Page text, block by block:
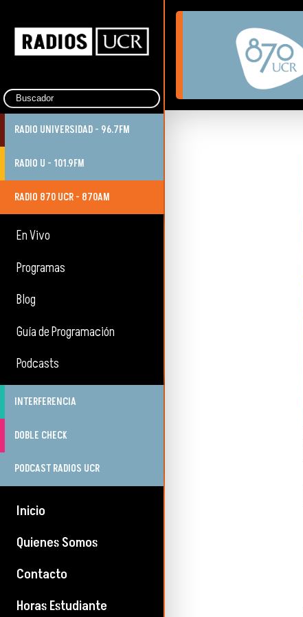
RADIO UNIVERSIDAD - 96.7FM
RADIO U - 101.9FM
RADIO 870 UCR - 870AM
En Vivo
Programas
Blog
Guía de Programación
Podcasts
INTERFERENCIA
DOBLE CHECK
PODCAST RADIOS UCR
Inicio
Quienes Somos
Contacto
Horas Estudiante